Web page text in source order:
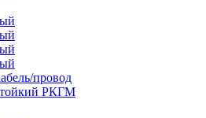
провод
РКГМ